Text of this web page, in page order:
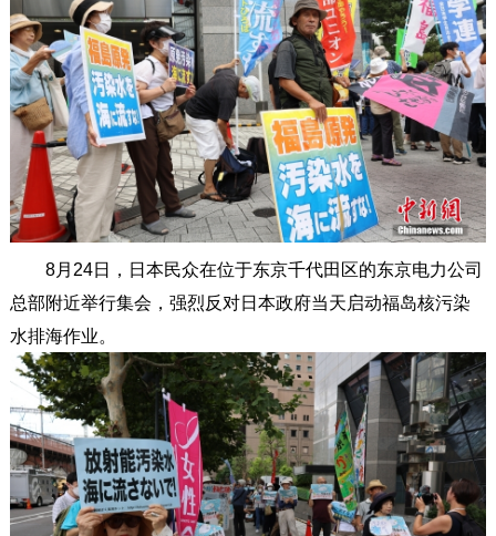
8月24日，日本民众在位于东京千代田区的东京电力公司
总部附近举行集会，强烈反对日本政府当天启动福岛核污染
水排海作业。